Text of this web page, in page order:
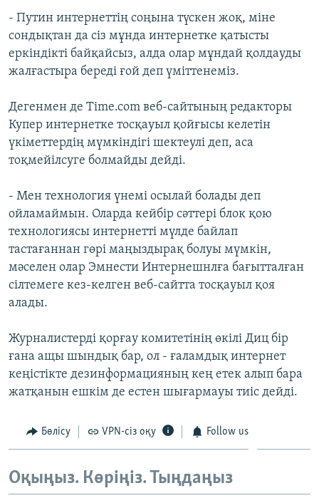
- Путин интернеттің соңына түскен жоқ, міне
сондықтан да сіз мұнда интернетке қатысты
еркіндікті байқайсыз, алда олар мұндай қолдауды
жалғастыра береді ғой деп үміттенеміз.
Дегенмен де Time.com веб-сайтының редакторы
Купер интернетке тосқауыл қойғысы келетін
үкіметтердің мүмкіндігі шектеулі деп, аса
тоқмейілсуге болмайды дейді.
- Мен технология үнемі осылай болады деп
ойламаймын. Оларда кейбір сәттері блок қою
технологиясы интернетті мүлде байлап
тастағаннан гөрі маңыздырақ болуы мүмкін,
мәселен олар Эмнести Интернешнлға бағытталған
сілтемеге кез-келген веб-сайтта тосқауыл қоя
алады.
Журналистерді қорғау комитетінің өкілі Диц бір
ғана ащы шындық бар, ол - ғаламдық интернет
кеңістікте дезинформацияның кең етек алып бара
жатқанын ешкім де естен шығармауы тиіс дейді.
Бөлісу VPN-сіз оқу Follow us
Оқыңыз. Көріңіз. Тыңдаңыз